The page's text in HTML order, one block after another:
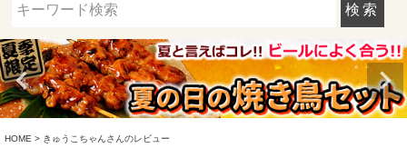
検索
HOME きゅうこちゃんさんのレビュー